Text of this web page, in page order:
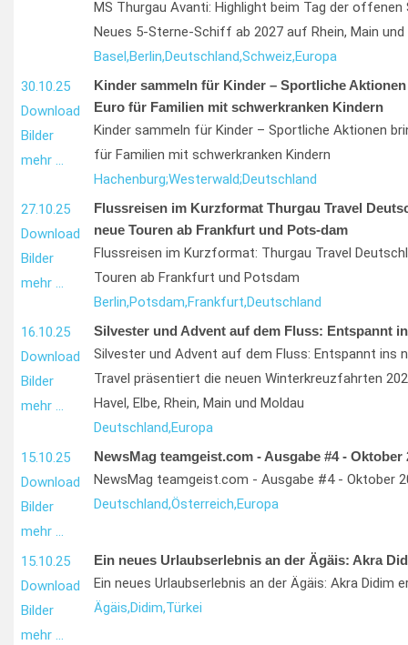
MS Thurgau Avanti: Highlight beim Tag der
Neues 5-Sterne-Schiff ab 2027 auf Rhein, Main und
Basel,Berlin,Deutschland,Schweiz,Europa
30.10.25
Download
Bilder
mehr …
Kinder sammeln für Kinder – Sportliche Aktionen
Euro für Familien mit schwerkranken Kindern
Kinder sammeln für Kinder – Sportliche Aktionen
für Familien mit schwerkranken Kindern
Hachenburg;Westerwald;Deutschland
27.10.25
Download
Bilder
mehr …
Flussreisen im Kurzformat Thurgau Travel
neue Touren ab Frankfurt und Pots-dam
Flussreisen im Kurzformat: Thurgau Travel
Touren ab Frankfurt und Potsdam
Berlin,Potsdam,Frankfurt,Deutschland
16.10.25
Download
Bilder
mehr …
Silvester und Advent auf dem Fluss: Entspannt
Silvester und Advent auf dem Fluss: Entspannt ins
Travel präsentiert die neuen Winterkreuzfahrten
Havel, Elbe, Rhein, Main und Moldau
Deutschland,Europa
15.10.25
Download
Bilder
mehr …
NewsMag teamgeist.com - Ausgabe #4 - Oktober
NewsMag teamgeist.com - Ausgabe #4 - Oktober
Deutschland,Österreich,Europa
15.10.25
Download
Bilder
mehr …
Ein neues Urlaubserlebnis an der Ägäis: Akra
Ein neues Urlaubserlebnis an der Ägäis: Akra Didim
Ägäis,Didim,Türkei